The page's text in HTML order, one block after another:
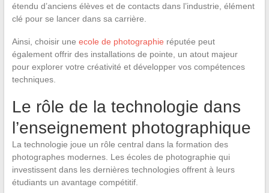
étendu d’anciens élèves et de contacts dans l’industrie, élément
clé pour se lancer dans sa carrière.
Ainsi, choisir une ecole de photographie réputée peut
également offrir des installations de pointe, un atout majeur
pour explorer votre créativité et développer vos compétences
techniques.
Le rôle de la technologie dans
l’enseignement photographique
La technologie joue un rôle central dans la formation des
photographes modernes. Les écoles de photographie qui
investissent dans les dernières technologies offrent à leurs
étudiants un avantage compétitif.